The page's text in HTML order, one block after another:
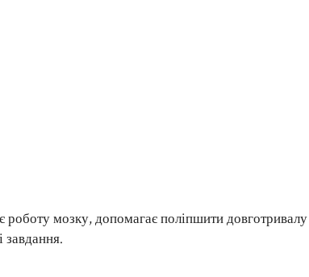
мозку, допомагає поліпшити довготривалу
завдання.